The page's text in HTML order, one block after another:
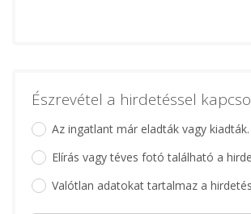
Észrevétel a hirdetéssel
Az ingatlant már eladták vagy kiadták.
Elírás vagy téves fotó található a
Valótlan adatokat tartalmaz a